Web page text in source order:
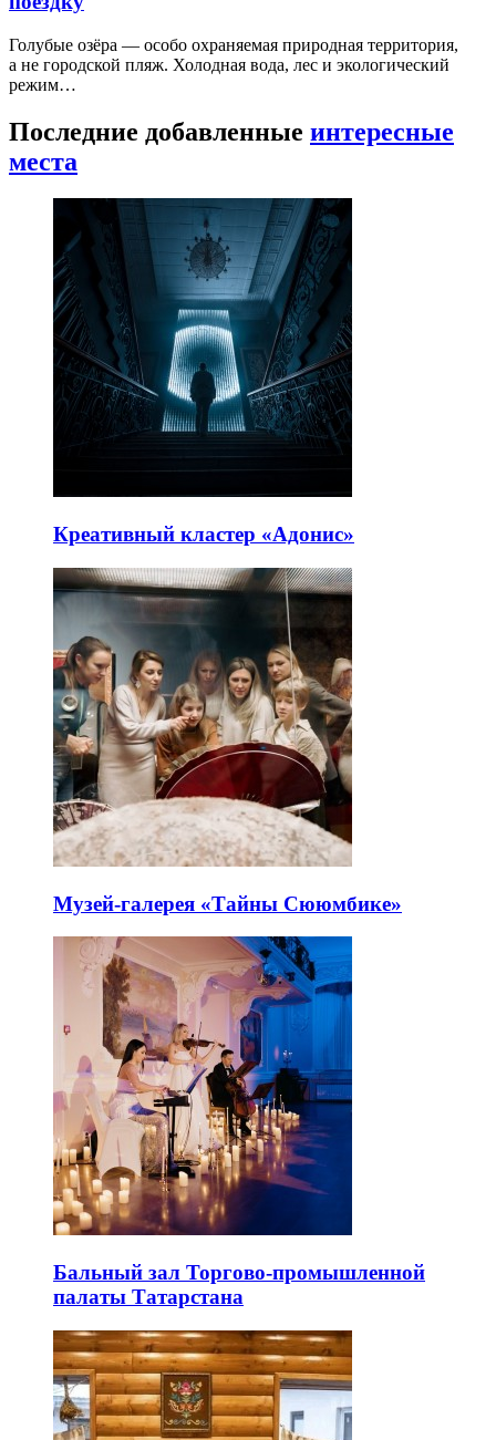
Голубые озёра — особо охраняемая природная территория,
а не городской пляж. Холодная вода, лес и экологический
режим…
Последние добавленные интересные
места
Креативный кластер «Адонис»
Музей-галерея «Тайны Сююмбике»
Бальный зал Торгово-промышленной
палаты Татарстана